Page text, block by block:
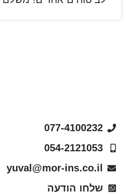
077-4100232
054-2121053
yuval@mor-ins.co.il
שלחו הודעה